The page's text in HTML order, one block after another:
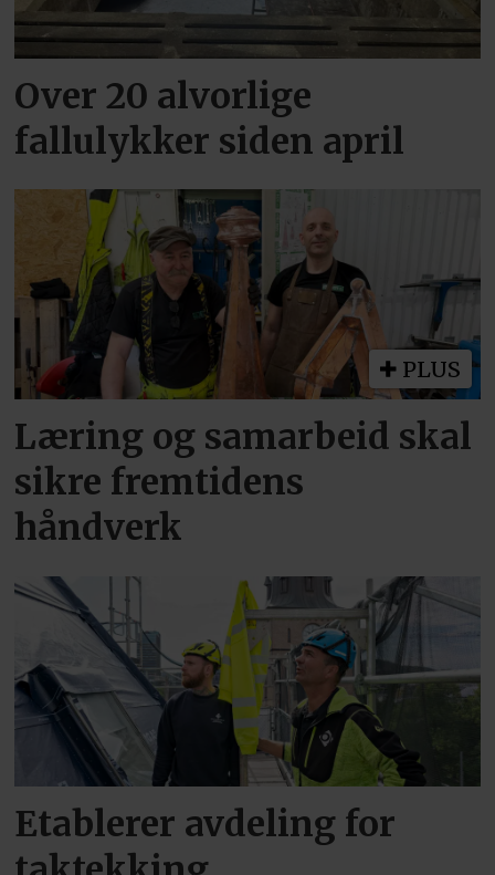
Over 20 alvorlige
fallulykker siden april
PLUS
Læring og samarbeid skal
sikre fremtidens
håndverk
Etablerer avdeling for